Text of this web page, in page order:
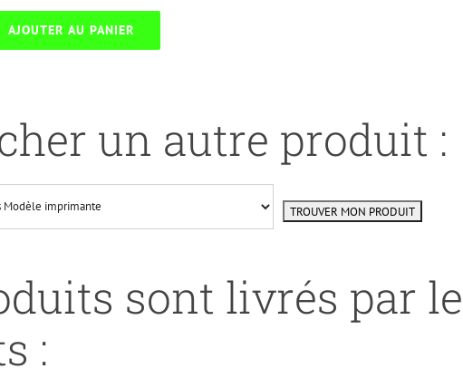
AJOUTER AU PANIER
un autre produit :
sont livrés par
: